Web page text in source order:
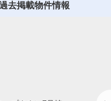
去掲載物件情報